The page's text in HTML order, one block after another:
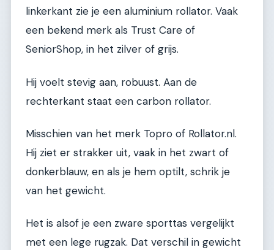
linkerkant zie je een aluminium rollator. Vaak
een bekend merk als Trust Care of
SeniorShop, in het zilver of grijs.
Hij voelt stevig aan, robuust. Aan de
rechterkant staat een carbon rollator.
Misschien van het merk Topro of Rollator.nl.
Hij ziet er strakker uit, vaak in het zwart of
donkerblauw, en als je hem optilt, schrik je
van het gewicht.
Het is alsof je een zware sporttas vergelijkt
met een lege rugzak. Dat verschil in gewicht